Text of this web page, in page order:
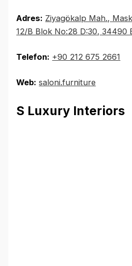
Adres: Ziyagökalp Mah.,
12/B Blok No:28 D:30, 34490
Telefon: +90 212 675 2661
Web: saloni.furniture
S Luxury Interiors